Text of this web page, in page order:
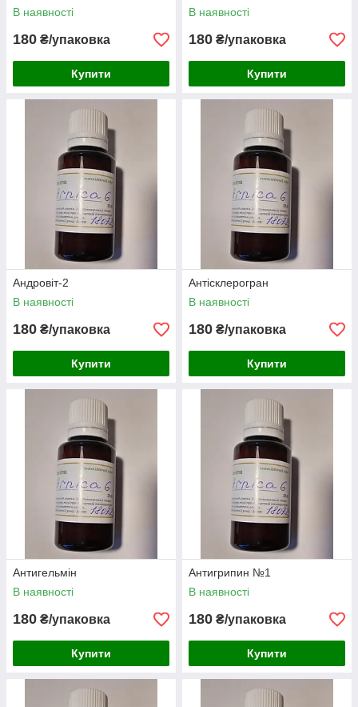
В наявності
180 ₴/упаковка
Купити
В наявності
180 ₴/упаковка
Купити
Андровіт-2
В наявності
180 ₴/упаковка
Купити
Антісклерогран
В наявності
180 ₴/упаковка
Купити
Антигельмін
В наявності
180 ₴/упаковка
Купити
Антигрипин №1
В наявності
180 ₴/упаковка
Купити